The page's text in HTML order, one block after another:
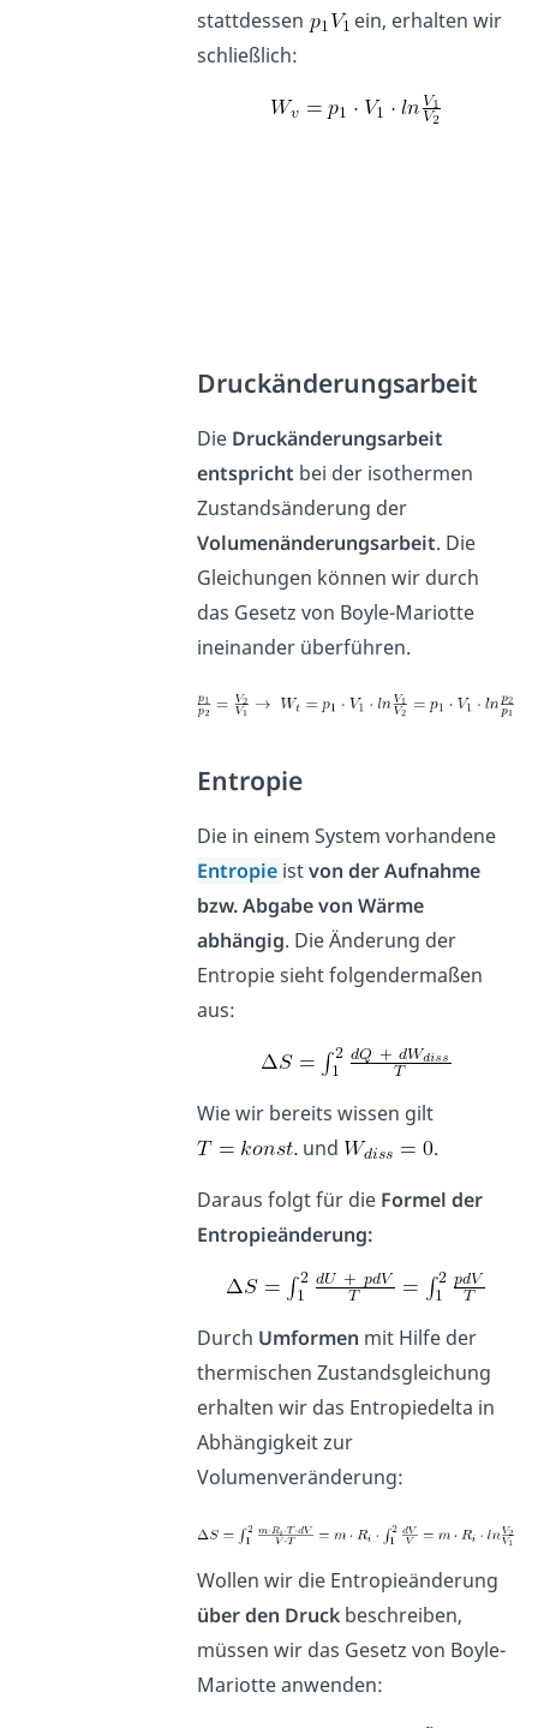
stattdessen
ein, erhalten wir
schließlich:
Druckänderungsarbeit
Die Druckänderungsarbeit
entspricht bei der isothermen
Zustandsänderung der
Volumenänderungsarbeit. Die
Gleichungen können wir durch
das Gesetz von Boyle-Mariotte
ineinander überführen.
Entropie
Die in einem System vorhandene
Entropie istvon der Aufnahme
bzw. Abgabe von Wärme
abhängig. Die Änderung der
Entropie sieht folgendermaßen
aus:
Wie wir bereits wissen gilt
und
.
Daraus folgt für die Formel der
Entropieänderung:
Durch Umformen mit Hilfe der
thermischen Zustandsgleichung
erhalten wir das Entropiedelta in
Abhängigkeit zur
Volumenveränderung:
Wollen wir die Entropieänderung
über den Druck beschreiben,
müssen wir das Gesetz von Boyle-
Mariotte anwenden: